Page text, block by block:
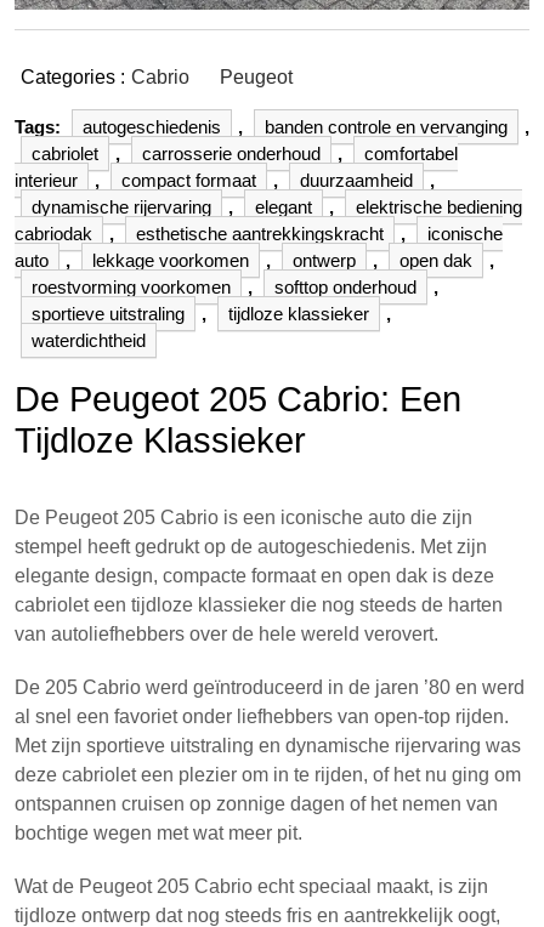
Categories : Cabrio Peugeot
Tags: autogeschiedenis , banden controle en vervanging
,
cabriolet
, carrosserie onderhoud ,
comfortabel
interieur
, compact formaat , duurzaamheid
,
dynamische rijervaring
, elegant ,
elektrische bediening
cabriodak
, esthetische aantrekkingskracht ,
iconische
auto
, lekkage voorkomen , ontwerp , open dak
,
roestvorming voorkomen
, softtop onderhoud
,
sportieve uitstraling
, tijdloze klassieker
,
waterdichtheid
De Peugeot 205 Cabrio: Een
Tijdloze Klassieker
De Peugeot 205 Cabrio is een iconische auto die zijn
stempel heeft gedrukt op de autogeschiedenis. Met zijn
elegante design, compacte formaat en open dak is deze
cabriolet een tijdloze klassieker die nog steeds de harten
van autoliefhebbers over de hele wereld verovert.
De 205 Cabrio werd geïntroduceerd in de jaren ’80 en werd
al snel een favoriet onder liefhebbers van open-top rijden.
Met zijn sportieve uitstraling en dynamische rijervaring was
deze cabriolet een plezier om in te rijden, of het nu ging om
ontspannen cruisen op zonnige dagen of het nemen van
bochtige wegen met wat meer pit.
Wat de Peugeot 205 Cabrio echt speciaal maakt, is zijn
tijdloze ontwerp dat nog steeds fris en aantrekkelijk oogt,